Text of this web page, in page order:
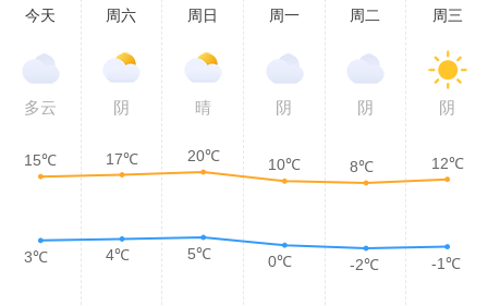
今天
多云
周六
阴
周日
晴
周一
阴
周二
阴
周三
阴
15℃ 17℃ 20℃
10℃ 8℃ 12℃
3℃ 4℃ 5℃ 0℃ -2℃ -1℃